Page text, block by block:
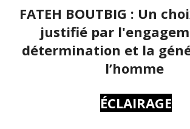
FATEH BOUTBIG : Un
justifié par
détermination et la
l’homme
ÉCLAIRAGE